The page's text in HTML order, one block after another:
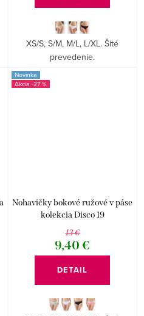
XS/S, S/M, M/L, L/XL. Šité
prevedenie.
Novinka
-27 %
Nohavičky bokové ružové v páse
kolekcia Disco 19
13 €
9,40 €
DETAIL